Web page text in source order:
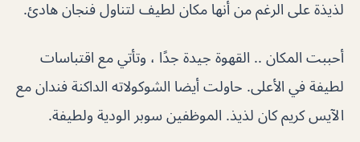
لذيذة على الرغم من أنها مكان لطيف لتناول فنجان هادئ.
أحببت المكان .. القهوة جيدة جدًا ، وتأتي مع اقتباسات
لطيفة في الأعلى. حاولت أيضا الشوكولاته الداكنة فندان مع
الآيس كريم كان لذيذ. الموظفين سوبر الودية ولطيفة.